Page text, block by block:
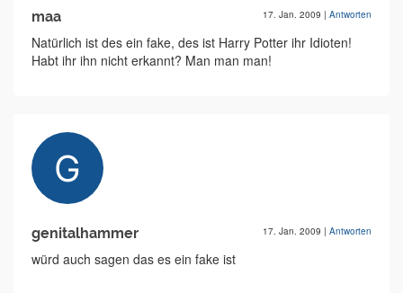
maa 17. Jan. 2009 | Antworten
Natürlich ist des ein fake, des ist Harry Potter ihr Idioten!
Habt ihr ihn nicht erkannt? Man man man!
genitalhammer 17. Jan. 2009 | Antworten
würd auch sagen das es ein fake ist